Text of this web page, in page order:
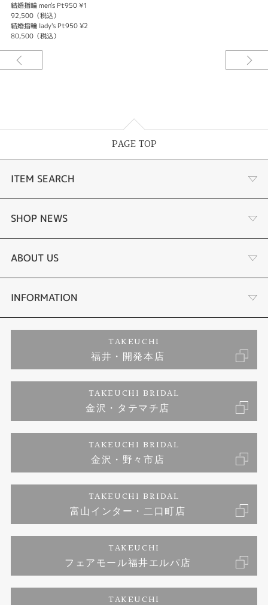
結婚指輪 men's Pt950 ¥1
92,500（税込）
結婚指輪 lady's Pt950 ¥2
80,500（税込）
PAGE TOP
ITEM SEARCH
婚約指輪
結婚指輪
セットリング
エタニティリング
婚約ネックレス
SHOP NEWS
サプライズプロポーズ相談室
ダイヤモンドカッターブランド
アフターメンテナンス
富山指輪工房｜手作りペアリング
富山指輪工房｜手作り結婚指輪 and 婚約指輪
富山指輪工房｜手作り婚約指輪プロポーズプラン
ABOUT US
店舗情報
お問い合わせ
INFORMATION
プライバシーポリシー
TAKEUCHI
福井・開発本店
TAKEUCHI BRIDAL
金沢・タテマチ店
TAKEUCHI BRIDAL
金沢・野々市店
TAKEUCHI BRIDAL
富山インター・二口町店
TAKEUCHI
フェアモール福井エルパ店
TAKEUCHI